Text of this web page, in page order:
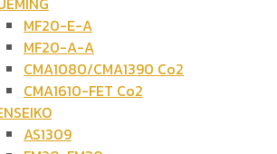
MF20-E-A
MF20-A-A
CMA1080/CMA1390 Co2
CMA1610-FET Co2
AS1309